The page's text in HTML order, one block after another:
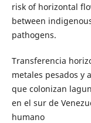
risk of horizontal
between
pathogens.
Transferencia
metales pesados y
que colonizan
en el sur de
humano